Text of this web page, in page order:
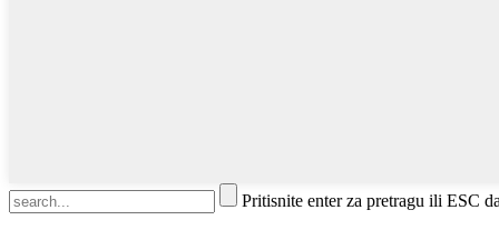
Pritisnite enter za pretragu ili ESC